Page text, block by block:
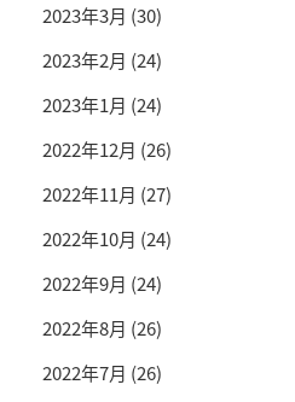
2023年3月 (30)
2023年2月 (24)
2023年1月 (24)
2022年12月 (26)
2022年11月 (27)
2022年10月 (24)
2022年9月 (24)
2022年8月 (26)
2022年7月 (26)